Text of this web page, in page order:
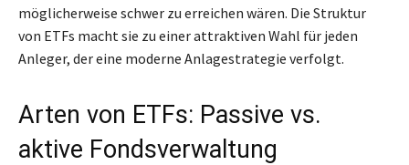
möglicherweise schwer zu erreichen wären. Die Struktur
von ETFs macht sie zu einer attraktiven Wahl für jeden
Anleger, der eine moderne Anlagestrategie verfolgt.
Arten von ETFs: Passive vs.
aktive Fondsverwaltung